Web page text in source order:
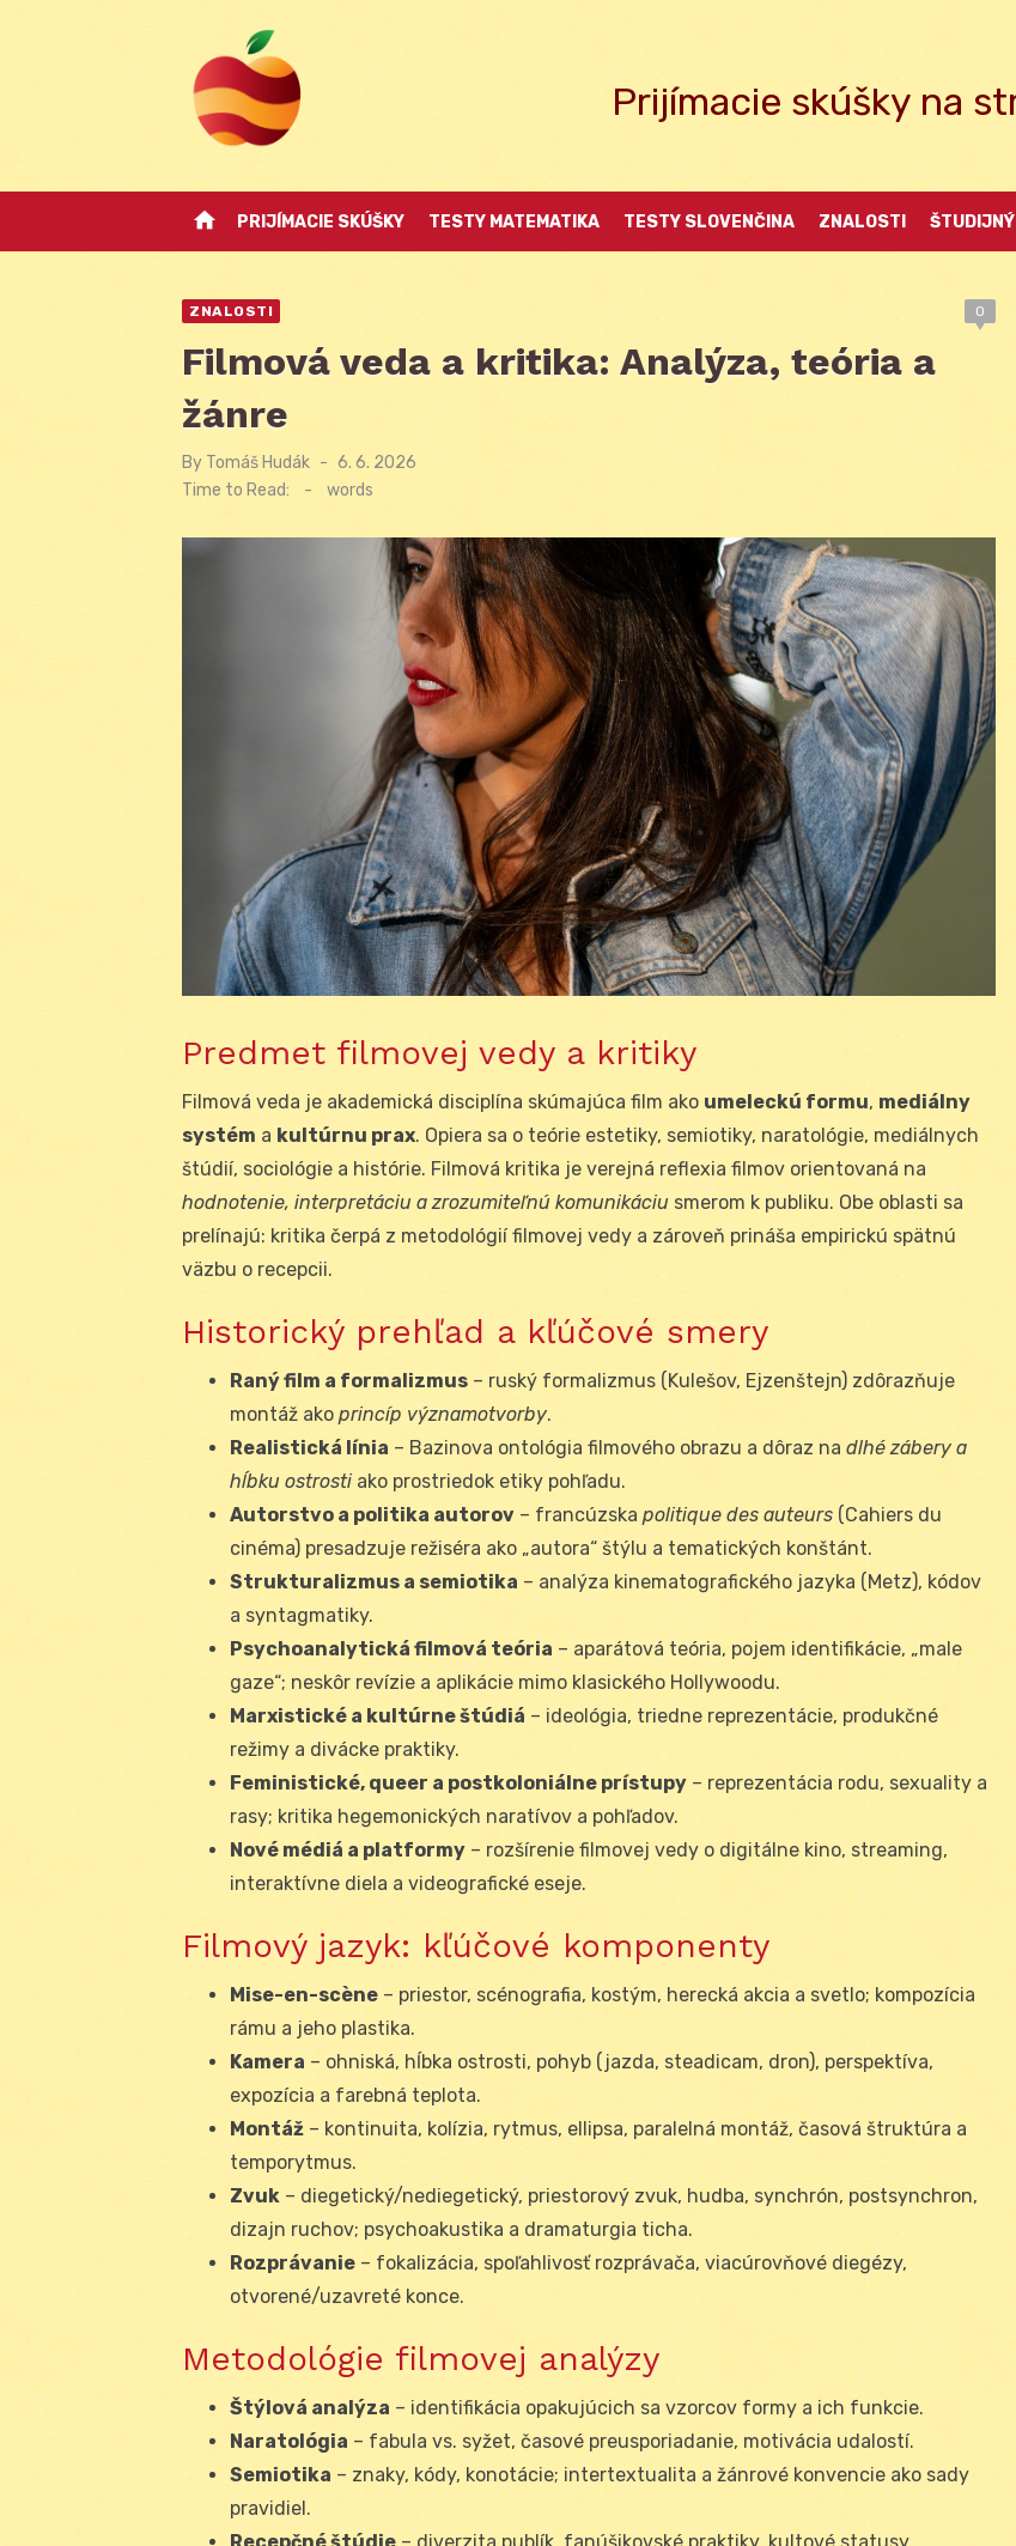
Prijímacie skúšky na
home PRIJÍMACIE SKÚŠKY TESTY MATEMATIKA TESTY SLOVENČINA ZNALOSTI
ZNALOSTI 0
Filmová veda a kritika: Analýza, teória a
žánre
By Tomáš Hudák
Posted
on
6. 6. 2026
Time to Read:
- words
Predmet filmovej vedy a kritiky
Filmová veda je akademická disciplína skúmajúca film ako umeleckú formu, mediálny
systém a kultúrnu prax. Opiera sa o teórie estetiky, semiotiky, naratológie, mediálnych
štúdií, sociológie a histórie. Filmová kritika je verejná reflexia filmov orientovaná na
hodnotenie, interpretáciu a zrozumiteľnú komunikáciu smerom k publiku. Obe oblasti sa
prelínajú: kritika čerpá z metodológií filmovej vedy a zároveň prináša empirickú spätnú
väzbu o recepcii.
Historický prehľad a kľúčové smery
Raný film a formalizmus – ruský formalizmus (Kulešov, Ejzenštejn) zdôrazňuje
montáž ako princíp významotvorby.
Realistická línia – Bazinova ontológia filmového obrazu a dôraz na dlhé zábery a
hĺbku ostrosti ako prostriedok etiky pohľadu.
Autorstvo a politika autorov – francúzska politique des auteurs (Cahiers du
cinéma) presadzuje režiséra ako „autora“ štýlu a tematických konštánt.
Strukturalizmus a semiotika – analýza kinematografického jazyka (Metz), kódov
a syntagmatiky.
Psychoanalytická filmová teória – aparátová teória, pojem identifikácie, „male
gaze“; neskôr revízie a aplikácie mimo klasického Hollywoodu.
Marxistické a kultúrne štúdiá – ideológia, triedne reprezentácie, produkčné
režimy a divácke praktiky.
Feministické, queer a postkoloniálne prístupy – reprezentácia rodu, sexuality a
rasy; kritika hegemonických naratívov a pohľadov.
Nové médiá a platformy – rozšírenie filmovej vedy o digitálne kino, streaming,
interaktívne diela a videografické eseje.
Filmový jazyk: kľúčové komponenty
Mise-en-scène – priestor, scénografia, kostým, herecká akcia a svetlo; kompozícia
rámu a jeho plastika.
Kamera – ohniská, hĺbka ostrosti, pohyb (jazda, steadicam, dron), perspektíva,
expozícia a farebná teplota.
Montáž – kontinuita, kolízia, rytmus, ellipsa, paralelná montáž, časová štruktúra a
temporytmus.
Zvuk – diegetický/nediegetický, priestorový zvuk, hudba, synchrón, postsynchron,
dizajn ruchov; psychoakustika a dramaturgia ticha.
Rozprávanie – fokalizácia, spoľahlivosť rozprávača, viacúrovňové diegézy,
otvorené/uzavreté konce.
Metodológie filmovej analýzy
Štýlová analýza – identifikácia opakujúcich sa vzorcov formy a ich funkcie.
Naratológia – fabula vs. syžet, časové preusporiadanie, motivácia udalostí.
Semiotika – znaky, kódy, konotácie; intertextualita a žánrové konvencie ako sady
pravidiel.